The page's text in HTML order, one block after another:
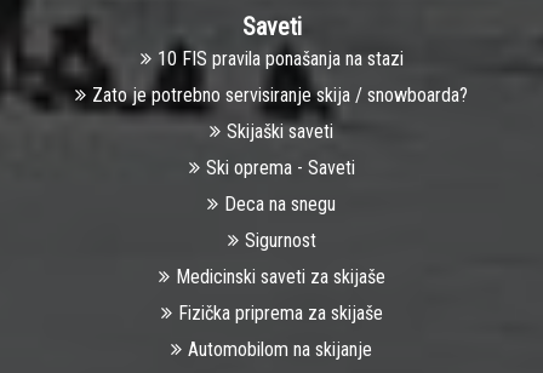
Saveti
10 FIS pravila ponašanja na stazi
Zato je potrebno servisiranje skija / snowboarda?
Skijaški saveti
Ski oprema - Saveti
Deca na snegu
Sigurnost
Medicinski saveti za skijaše
Fizička priprema za skijaše
Automobilom na skijanje